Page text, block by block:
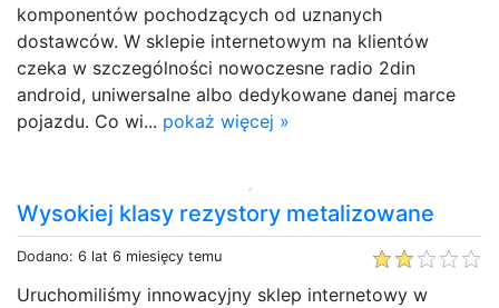
komponentów pochodzących od uznanych
dostawców. W sklepie internetowym na klientów
czeka w szczególności nowoczesne radio 2din
android, uniwersalne albo dedykowane danej marce
pojazdu. Co wi... pokaż więcej »
Wysokiej klasy rezystory metalizowane
Dodano: 6 lat 6 miesięcy temu
Uruchomiliśmy innowacyjny sklep internetowy w